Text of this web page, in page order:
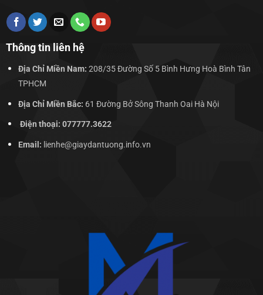
Thông tin liên hệ
Địa Chỉ Miền Nam: 208/35 Đường Số 5 Bình Hưng Hoà Bình Tân
TPHCM
Địa Chỉ Miền Bắc: 61 Đường Bở Sông Thanh Oai Hà Nội
Điện thoại: 077777.3622
Email: lienhe@giaydantuong.info.vn